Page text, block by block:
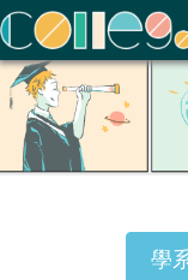
ColleGo! 大學選才與
學